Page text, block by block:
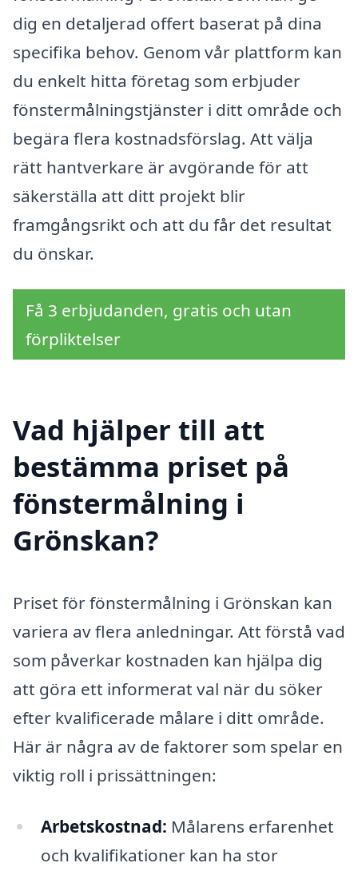
dig en detaljerad offert baserat på dina
specifika behov. Genom vår plattform kan
du enkelt hitta företag som erbjuder
fönstermålningstjänster i ditt område och
begära flera kostnadsförslag. Att välja
rätt hantverkare är avgörande för att
säkerställa att ditt projekt blir
framgångsrikt och att du får det resultat
du önskar.
Få 3 erbjudanden, gratis och utan
förpliktelser
Vad hjälper till att
bestämma priset på
fönstermålning i
Grönskan?
Priset för fönstermålning i Grönskan kan
variera av flera anledningar. Att förstå vad
som påverkar kostnaden kan hjälpa dig
att göra ett informerat val när du söker
efter kvalificerade målare i ditt område.
Här är några av de faktorer som spelar en
viktig roll i prissättningen:
Arbetskostnad: Målarens erfarenhet
och kvalifikationer kan ha stor